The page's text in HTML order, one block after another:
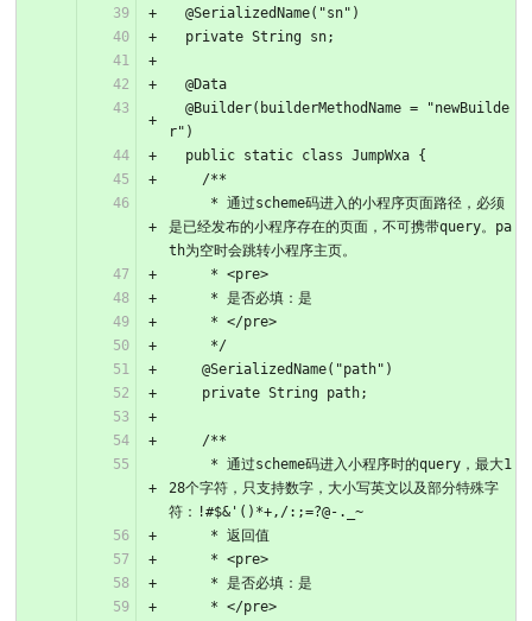
  @SerializedName("sn")
  private String sn;
  @Data
r")
  public static class JumpWxa {
    /**
是已经发布的小程序存在的页面，不可携带query。pa
th为空时会跳转小程序主页。
     * <pre>
     * 是否必填：是
     * </pre>
     */
    @SerializedName("path")
    private String path;
    /**
28个字符，只支持数字，大小写英文以及部分特殊字
符：!#$&'()*+,/:;=?@-._~
     * 返回值
     * <pre>
     * 是否必填：是
     * </pre>